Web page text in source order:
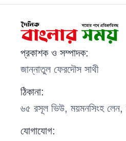
প্রকাশক ও সম্পাদক:
জান্নাতুল ফেরদৌস সাথী
ঠিকানা:
৬৫ রসূল ভিউ, ময়মনসিংহ লেন,
যোগাযোগ: